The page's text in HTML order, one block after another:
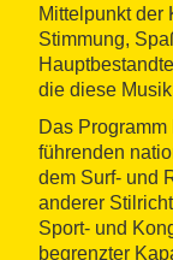
Mittelpunkt der
Stimmung,
die diese
Das
führenden
dem Surf- und
anderer
Sport- und
begrenzter